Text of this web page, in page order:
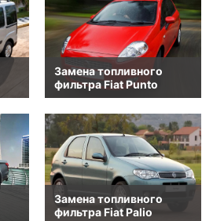
Замена топливного
фильтра Fiat Punto
Замена топливного
фильтра Fiat Palio